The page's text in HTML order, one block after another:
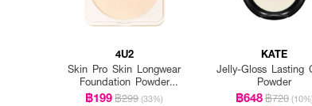
4U2
Skin Pro Skin Longwear
Foundation Powder
SPF50+ PA++++
฿199฿299 (33%)
KATE
Jelly-Gloss Lasting
Powder
฿648฿720